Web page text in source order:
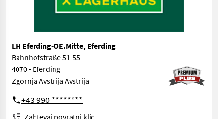
LH Eferding-OE.Mitte, Eferding
Bahnhofstraße 51-55
4070 - Eferding
Zgornja Avstrija Avstrija
+43 990 ********
Zahtevaj povratni klic